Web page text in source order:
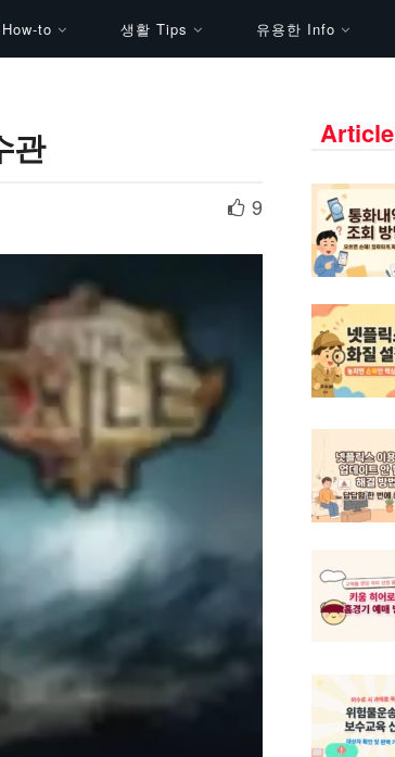
to 생활 Tips 유용한 Info
관
9
Article